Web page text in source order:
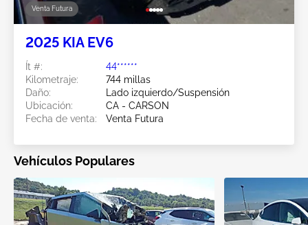
Venta Futura
2025 KIA EV6
Ít #:
44******
Kilometraje:
744 millas
Daño:
Lado izquierdo/Suspensión
Ubicación:
CA - CARSON
Fecha de venta:
Venta Futura
Vehículos Populares